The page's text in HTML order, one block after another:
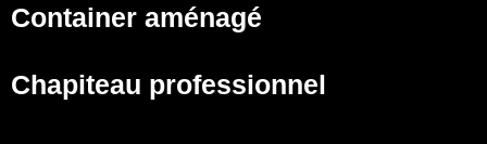
Container aménagé
Chapiteau professionnel